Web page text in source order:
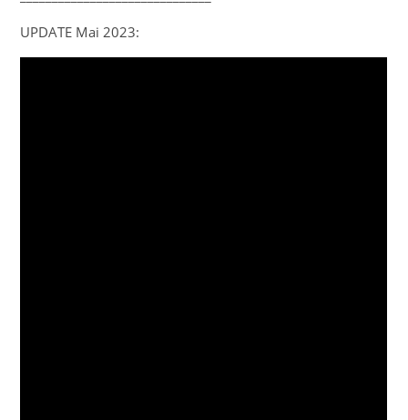
UPDATE Mai 2023: